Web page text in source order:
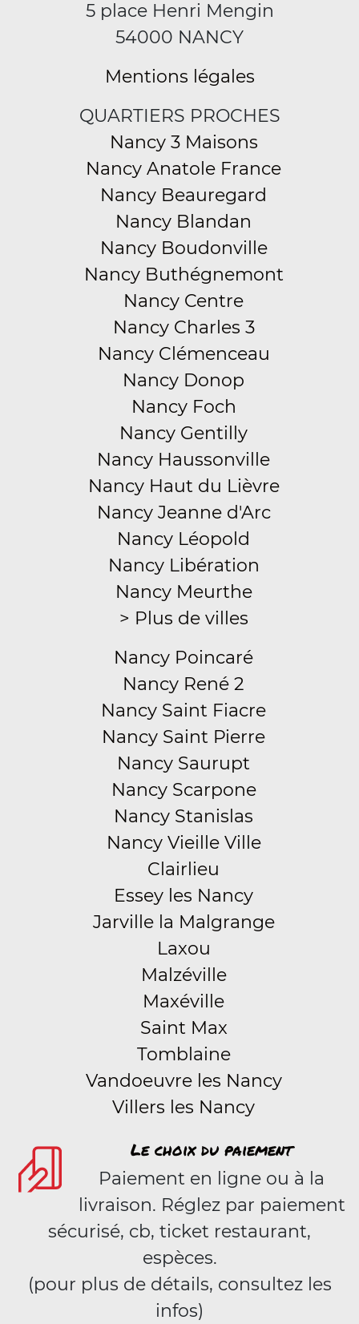
5 place Henri Mengin
54000 NANCY
Mentions légales
QUARTIERS PROCHES
Nancy 3 Maisons
Nancy Anatole France
Nancy Beauregard
Nancy Blandan
Nancy Boudonville
Nancy Buthégnemont
Nancy Centre
Nancy Charles 3
Nancy Clémenceau
Nancy Donop
Nancy Foch
Nancy Gentilly
Nancy Haussonville
Nancy Haut du Lièvre
Nancy Jeanne d'Arc
Nancy Léopold
Nancy Libération
Nancy Meurthe
> Plus de villes
Nancy Poincaré
Nancy René 2
Nancy Saint Fiacre
Nancy Saint Pierre
Nancy Saurupt
Nancy Scarpone
Nancy Stanislas
Nancy Vieille Ville
Clairlieu
Essey les Nancy
Jarville la Malgrange
Laxou
Malzéville
Maxéville
Saint Max
Tomblaine
Vandoeuvre les Nancy
Villers les Nancy
Le choix du paiement
Paiement en ligne ou à la
livraison. Réglez par paiement
sécurisé, cb, ticket restaurant,
espèces.
(pour plus de détails, consultez les
infos)